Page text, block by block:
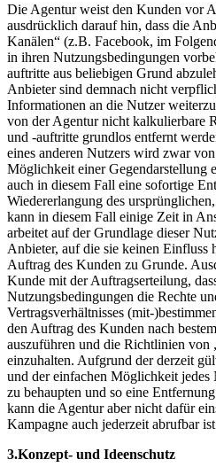
Die Agentur weist den Kunden vor
ausdrücklich darauf hin, dass die
Kanälen“ (z.B. Facebook, im
in ihren Nutzungsbedingungen
auftritte aus beliebigen Grund
Anbieter sind demnach nicht
Informationen an die Nutzer
von der Agentur nicht kalkulierbare
und -auftritte grundlos entfernt
eines anderen Nutzers wird zwar
Möglichkeit einer Gegendarstellung
auch in diesem Fall eine sofortige
Wiedererlangung des
kann in diesem Fall einige Zeit in
arbeitet auf der Grundlage dieser
Anbieter, auf die sie keinen Einfluss
Auftrag des Kunden zu Grunde.
Kunde mit der Auftragserteilung,
Nutzungsbedingungen die Rechte
Vertragsverhältnisses (mit-
den Auftrag des Kunden nach
auszuführen und die Richtlinien von
einzuhalten. Aufgrund der derzeit
und der einfachen Möglichkeit jedes
zu behaupten und so eine
kann die Agentur aber nicht dafür
Kampagne auch jederzeit abrufbar
3.Konzept- und Ideenschutz